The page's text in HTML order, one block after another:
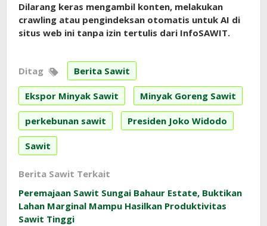
Dilarang keras mengambil konten, melakukan
crawling atau pengindeksan otomatis untuk AI di
situs web ini tanpa izin tertulis dari InfoSAWIT.
Ditag Berita Sawit
Ekspor Minyak Sawit Minyak Goreng Sawit
perkebunan sawit Presiden Joko Widodo
Sawit
Berita Sawit Terkait
Peremajaan Sawit Sungai Bahaur Estate, Buktikan
Lahan Marginal Mampu Hasilkan Produktivitas
Sawit Tinggi